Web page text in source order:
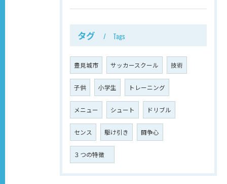
タグ Tags
豊見城市 サッカースクール 技術
子供 小学生 トレーニング
メニュー シュート ドリブル
センス 駆け引き 闘争心
３つの特徴